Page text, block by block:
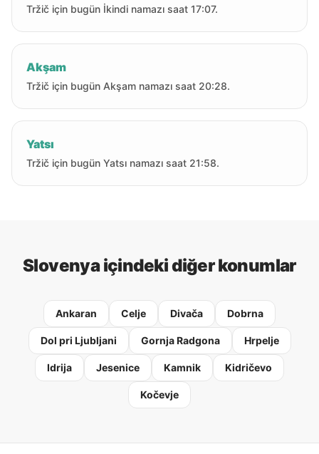
Tržič için bugün İkindi namazı saat 17:07.
Akşam
Tržič için bugün Akşam namazı saat 20:28.
Yatsı
Tržič için bugün Yatsı namazı saat 21:58.
Slovenya içindeki diğer konumlar
Ankaran Celje Divača Dobrna
Dol pri Ljubljani Gornja Radgona Hrpelje
Idrija Jesenice Kamnik Kidričevo
Kočevje